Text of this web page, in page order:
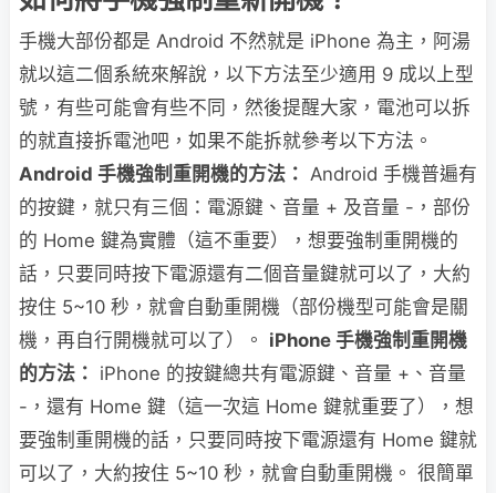
手機大部份都是 Android 不然就是 iPhone 為主，阿湯
就以這二個系統來解說，以下方法至少適用 9 成以上型
號，有些可能會有些不同，然後提醒大家，電池可以拆
的就直接拆電池吧，如果不能拆就參考以下方法。
Android 手機強制重開機的方法： Android 手機普遍有
的按鍵，就只有三個：電源鍵、音量 + 及音量 -，部份
的 Home 鍵為實體（這不重要），想要強制重開機的
話，只要同時按下電源還有二個音量鍵就可以了，大約
按住 5~10 秒，就會自動重開機（部份機型可能會是關
機，再自行開機就可以了）。 iPhone 手機強制重開機
的方法： iPhone 的按鍵總共有電源鍵、音量 +、音量
-，還有 Home 鍵（這一次這 Home 鍵就重要了），想
要強制重開機的話，只要同時按下電源還有 Home 鍵就
可以了，大約按住 5~10 秒，就會自動重開機。 很簡單